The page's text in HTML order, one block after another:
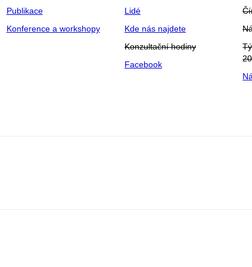
Publikace
Konference a workshopy
Lidé
Kde nás najdete
Konzultační hodiny
Facebook